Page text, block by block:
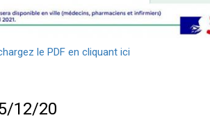
le PDF en cliquant ici
12/20